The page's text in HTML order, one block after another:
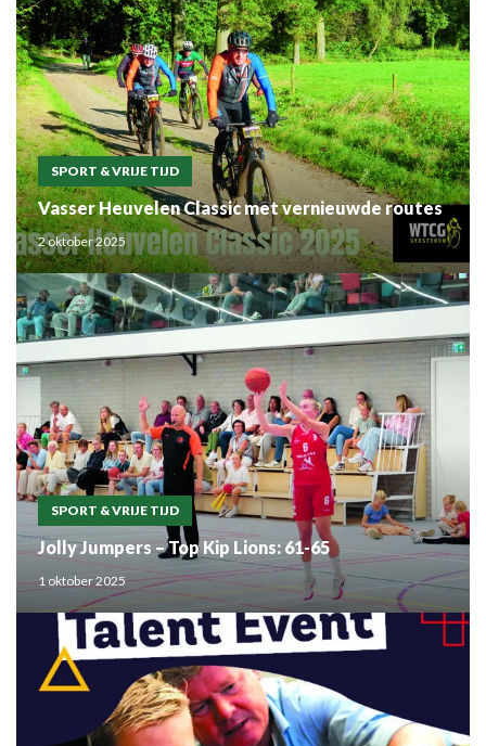
SPORT & VRIJE TIJD
Vasser Heuvelen Classic met vernieuwde routes
2 oktober 2025
SPORT & VRIJE TIJD
Jolly Jumpers – Top Kip Lions: 61-65
1 oktober 2025